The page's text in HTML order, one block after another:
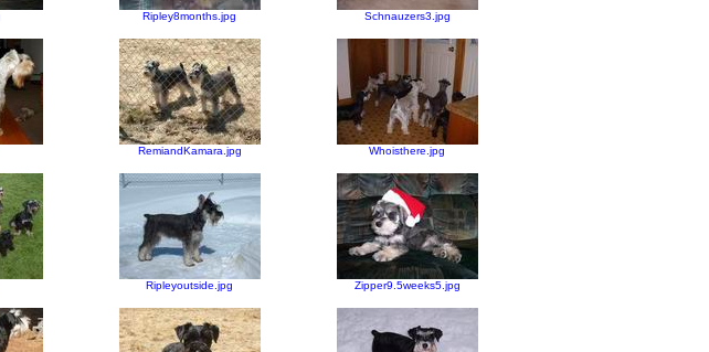
Ripley8months.jpg Schnauzers3.jpg
RemiandKamara.jpg Whoisthere.jpg
Ripleyoutside.jpg Zipper9.5weeks5.jpg